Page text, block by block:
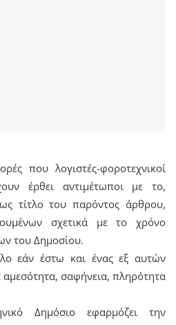
που λογιστές-φοροτεχνικοί
έρθει αντιμέτωποι με το,
τίτλο του παρόντος άρθρου,
σχετικά με το χρόνο
του Δημοσίου.
εάν έστω και ένας εξ αυτών
σαφήνεια, πληρότητα
Δημόσιο εφαρμόζει την